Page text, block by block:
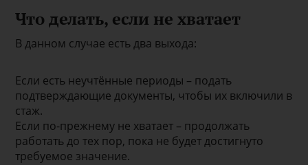
Что делать, если не хватает
В данном случае есть два выхода:
Если есть неучтённые периоды – подать
подтверждающие документы, чтобы их включили в
стаж.
Если по-прежнему не хватает – продолжать
работать до тех пор, пока не будет достигнуто
требуемое значение.